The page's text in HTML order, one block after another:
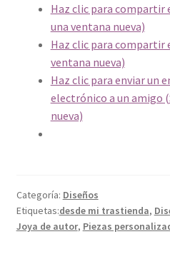
Haz clic para compartir
una ventana nueva)
Haz clic para compartir
ventana nueva)
Haz clic para enviar un
electrónico a un amigo
nueva)
Categoría: Diseños
Etiquetas:desde mi trastienda,
Joya de autor, Piezas